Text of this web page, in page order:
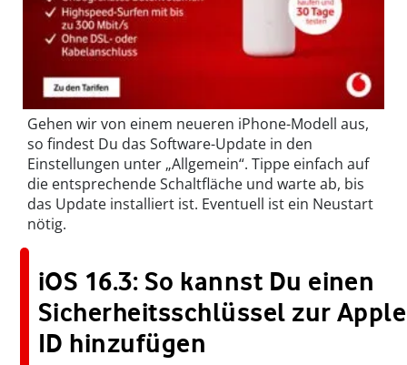
Gehen wir von einem neueren iPhone-Modell aus,
so findest Du das Software-Update in den
Einstellungen unter „Allgemein“. Tippe einfach auf
die entsprechende Schaltfläche und warte ab, bis
das Update installiert ist. Eventuell ist ein Neustart
nötig.
iOS 16.3: So kannst Du einen
Sicherheitsschlüssel zur Apple
ID hinzufügen